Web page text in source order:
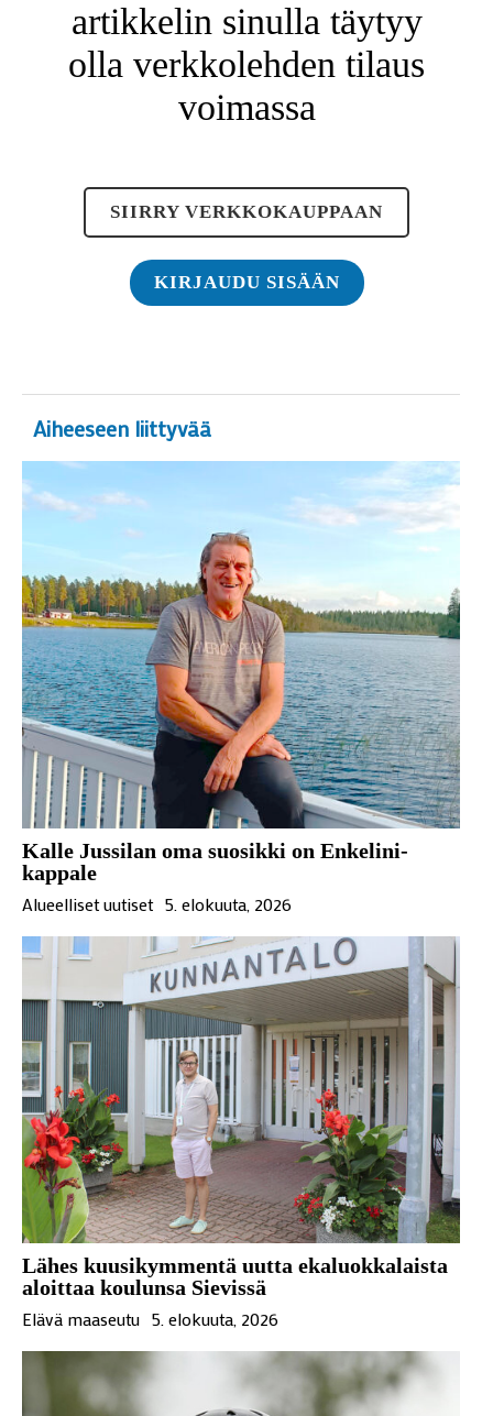
artikkelin sinulla täytyy
olla verkkolehden tilaus
voimassa
SIIRRY VERKKOKAUPPAAN
KIRJAUDU SISÄÄN
Aiheeseen liittyvää
Kalle Jussilan oma suosikki on Enkelini-
kappale
Alueelliset uutiset 5. elokuuta, 2026
Lähes kuusikymmentä uutta ekaluokkalaista
aloittaa koulunsa Sievissä
Elävä maaseutu 5. elokuuta, 2026